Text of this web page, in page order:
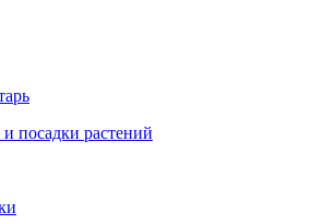
посадки растений